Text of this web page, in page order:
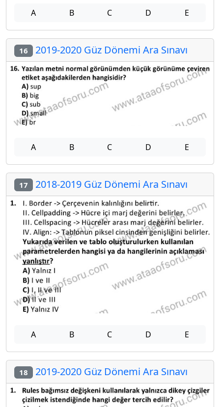
A B C D E
16 2019-2020 Güz Dönemi Ara Sınavı
A B C D E
17 2018-2019 Güz Dönemi Ara Sınavı
A B C D E
18 2019-2020 Güz Dönemi Ara Sınavı